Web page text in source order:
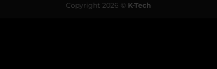
Copyright 2026 © K-Tech